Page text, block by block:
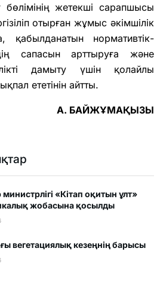
бөлімінің жетекші сарапшысы
отырған жұмыс әкімшілік
қабылданатын нормативтік-
сапасын арттыруға және
дамыту үшін қолайлы
ететінін айтты.
А. БАЙЖҰМАҚЫЗЫ
министрлігі «Кітап оқитын ұлт»
жобасына қосылды
вегетациялық кезеңнің барысы